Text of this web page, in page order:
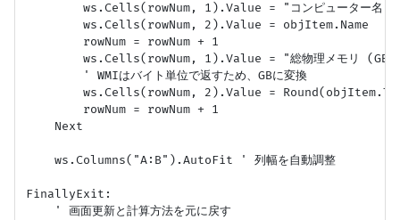
        ws.Cells(rowNum, 1).Value = "コンピューター名"
        ws.Cells(rowNum, 2).Value = objItem.Name
        rowNum = rowNum + 1
ws.Cells(rowNum, 1).Value = "総物理メモリ
        ' WMIはバイト単位で返すため、GBに変換
ws.Cells(rowNum, 2).Value =
        rowNum = rowNum + 1
    Next
    ws.Columns("A:B").AutoFit ' 列幅を自動調整
FinallyExit:
    ' 画面更新と計算方法を元に戻す